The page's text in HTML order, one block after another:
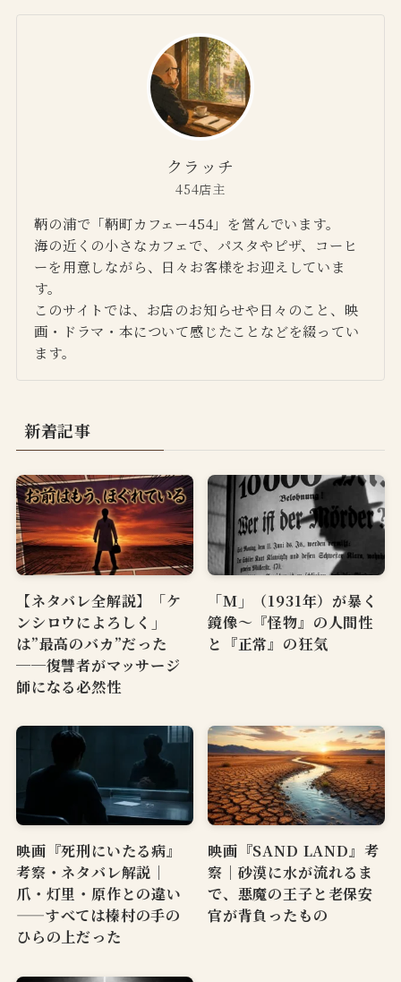
クラッチ
454店主
鞆の浦で「鞆町カフェー454」を営んでいます。
海の近くの小さなカフェで、パスタやピザ、コーヒ
ーを用意しながら、日々お客様をお迎えしていま
す。
このサイトでは、お店のお知らせや日々のこと、映
画・ドラマ・本について感じたことなどを綴ってい
ます。
新着記事
【ネタバレ全解説】「ケ
ンシロウによろしく」
は”最高のバカ”だった
──復讐者がマッサージ
師になる必然性
「M」（1931年）が暴く
鏡像〜『怪物』の人間性
と『正常』の狂気
映画『死刑にいたる病』
考察・ネタバレ解説｜
爪・灯里・原作との違い
——すべては榛村の手の
ひらの上だった
映画『SAND LAND』考
察｜砂漠に水が流れるま
で、悪魔の王子と老保安
官が背負ったもの